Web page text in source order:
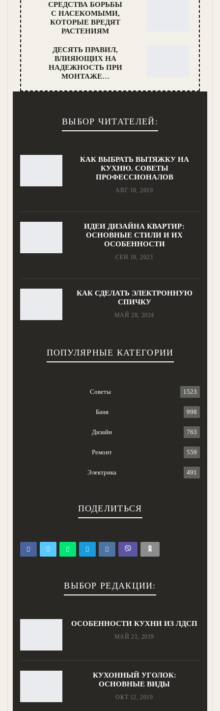
СРЕДСТВА БОРЬБЫ
С НАСЕКОМЫМИ,
КОТОРЫЕ ВРЕДЯТ
РАСТЕНИЯМ
ДЕСЯТЬ ПРАВИЛ,
ВЛИЯЮЩИХ НА
НАДЕЖНОСТЬ ПРИ
МОНТАЖЕ…
ВЫБОР ЧИТАТЕЛЕЙ:
КАК ВЫБРАТЬ ВЫТЯЖКУ НА
КУХНЮ. СОВЕТЫ
ПРОФЕССИОНАЛОВ
АВГ 18, 2019
ИДЕИ ДИЗАЙНА КВАРТИР:
ОСНОВНЫЕ СТИЛИ И ИХ
ОСОБЕННОСТИ
СЕН 18, 2023
КАК СДЕЛАТЬ ЭЛЕКТРОННУЮ
СПИЧКУ
МАЙ 28, 2024
ПОПУЛЯРНЫЕ КАТЕГОРИИ
Советы 1523
Баня 998
Дизайн 763
Ремонт 559
Электрика 491
ПОДЕЛИТЬСЯ
ВЫБОР РЕДАКЦИИ:
ОСОБЕННОСТИ КУХНИ ИЗ ЛДСП
МАЙ 21, 2019
КУХОННЫЙ УГОЛОК:
ОСНОВНЫЕ ВИДЫ
ОКТ 12, 2019